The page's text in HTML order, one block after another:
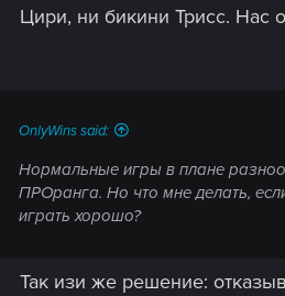
Цири, ни бикини Трисс. Нас
OnlyWins said:
Нормальные игры в плане
ПРОранга. Но что мне делать,
играть хорошо?
Так изи же решение: